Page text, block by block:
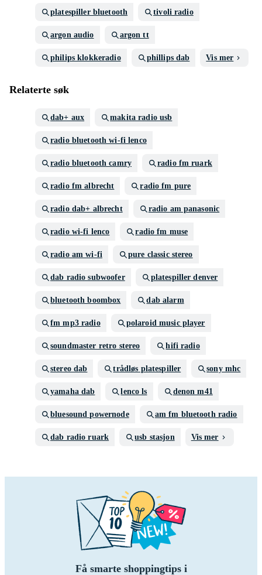
platespiller bluetooth tivoli radio
argon audio argon tt
philips klokkeradio phillips dab Vis mer
Relaterte søk
dab+ aux makita radio usb
radio bluetooth wi-fi lenco
radio bluetooth camry radio fm ruark
radio fm albrecht radio fm pure
radio dab+ albrecht radio am panasonic
radio wi-fi lenco radio fm muse
radio am wi-fi pure classic stereo
dab radio subwoofer platespiller denver
bluetooth boombox dab alarm
fm mp3 radio polaroid music player
soundmaster retro stereo hifi radio
stereo dab trådløs platespiller sony mhc
yamaha dab lenco ls denon m41
bluesound powernode am fm bluetooth radio
dab radio ruark usb stasjon Vis mer
Få smarte shoppingtips i